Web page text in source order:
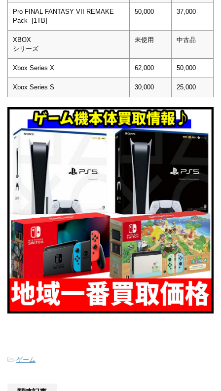
Pro FINAL FANTASY VII REMAKE
Pack [1TB]
50,000 37,000
XBOX
シリーズ
未使用 中古品
Xbox Series X 62,000 50,000
Xbox Series S 30,000 25,000
-ゲーム